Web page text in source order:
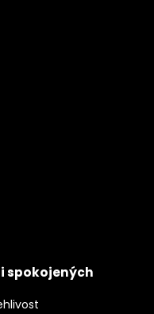
spokojených